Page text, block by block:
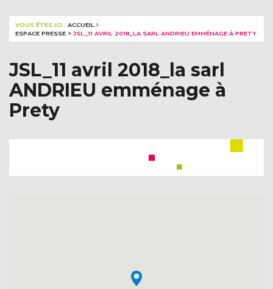
VOUS ÊTES ICI : ACCUEIL
ESPACE PRESSE > JSL_11 AVRIL 2018_LA SARL ANDRIEU EMMÉNAGE À PRETY
JSL_11 avril 2018_la sarl
ANDRIEU emménage à
Prety